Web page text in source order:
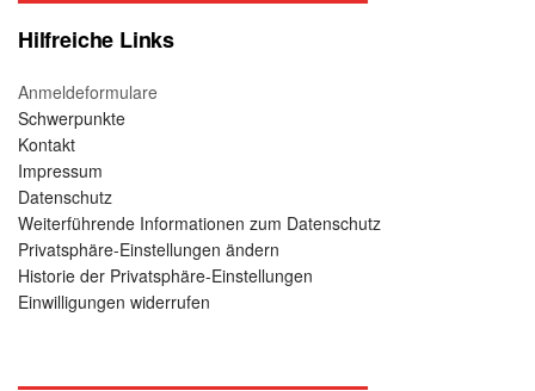
Hilfreiche Links
Anmeldeformulare
Schwerpunkte
Kontakt
Impressum
Datenschutz
Weiterführende Informationen zum Datenschutz
Privatsphäre-Einstellungen ändern
Historie der Privatsphäre-Einstellungen
Einwilligungen widerrufen